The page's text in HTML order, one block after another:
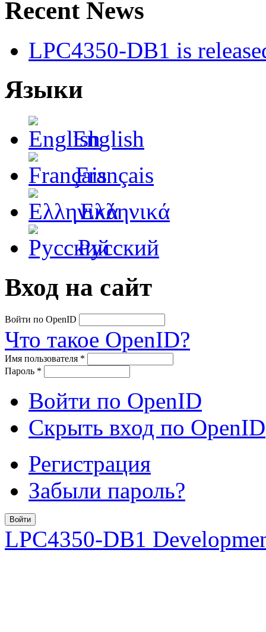
Recent News
LPC4350-DB1 is
Языки
English
Français
Ελληνικά
Русский
Вход на сайт
Войти по OpenID
Что такое OpenID?
Имя пользователя *
Пароль *
Войти по OpenID
Скрыть вход по OpenID
Регистрация
Забыли пароль?
LPC4350-DB1